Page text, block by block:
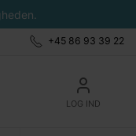
+45 86 93 39 22
LOG IND